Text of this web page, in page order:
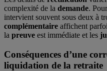
complexité de la demande.
intervient souvent sous deux à
complémentaire affichent
la preuve est immédiate et les
Conséquences d’une
liquidation de la retraite